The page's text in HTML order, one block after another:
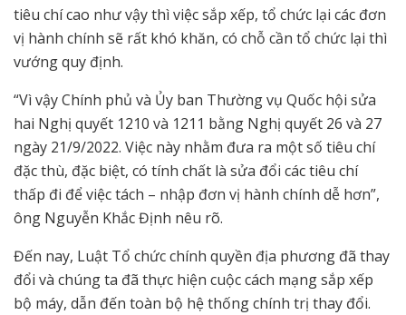
tiêu chí cao như vậy thì việc sắp xếp, tổ chức lại các đơn
vị hành chính sẽ rất khó khăn, có chỗ cần tổ chức lại thì
vướng quy định.
“Vì vậy Chính phủ và Ủy ban Thường vụ Quốc hội sửa
hai Nghị quyết 1210 và 1211 bằng Nghị quyết 26 và 27
ngày 21/9/2022. Việc này nhằm đưa ra một số tiêu chí
đặc thù, đặc biệt, có tính chất là sửa đổi các tiêu chí
thấp đi để việc tách – nhập đơn vị hành chính dễ hơn”,
ông Nguyễn Khắc Định nêu rõ.
Đến nay, Luật Tổ chức chính quyền địa phương đã thay
đổi và chúng ta đã thực hiện cuộc cách mạng sắp xếp
bộ máy, dẫn đến toàn bộ hệ thống chính trị thay đổi.